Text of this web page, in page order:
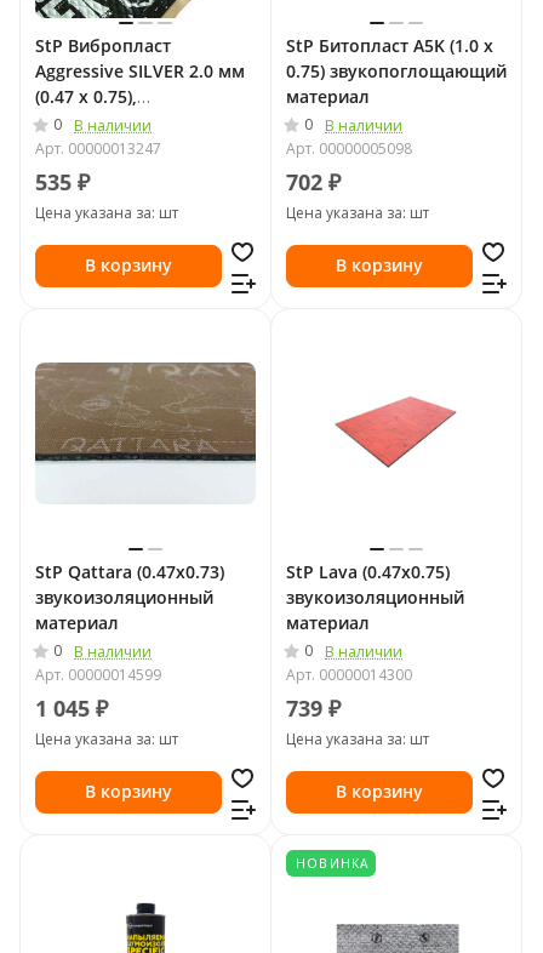
StP Вибропласт
Aggressive SILVER 2.0 мм
(0.47 х 0.75),
Вибропоглощающий
материал
0
В наличии
Арт. 00000013247
535 ₽
Цена указана за: шт
В корзину
StP Битопласт A5K (1.0 х
0.75) звукопоглощающий
материал
0
В наличии
Арт. 00000005098
702 ₽
Цена указана за: шт
В корзину
StP Qattara (0.47х0.73)
звукоизоляционный
материал
0
В наличии
Арт. 00000014599
1 045 ₽
Цена указана за: шт
В корзину
StP Lava (0.47х0.75)
звукоизоляционный
материал
0
В наличии
Арт. 00000014300
739 ₽
Цена указана за: шт
В корзину
НОВИНКА